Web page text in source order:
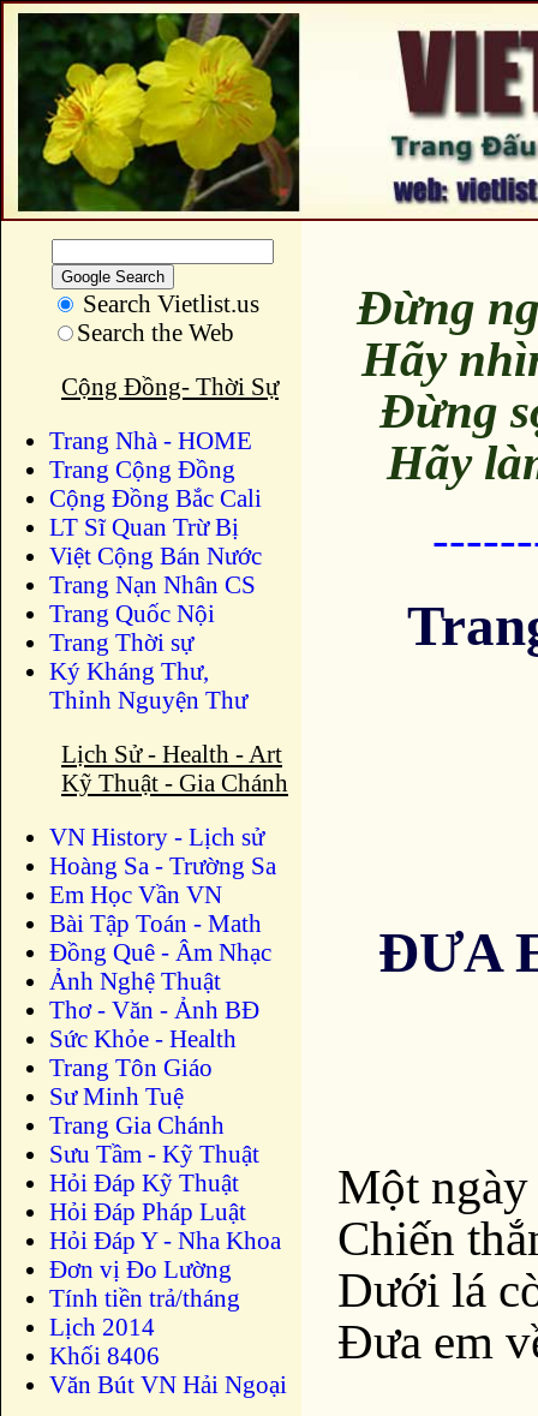
Search Vietlist.us
Search the Web
Cộng Đồng- Thời Sự
Trang Nhà - HOME
Trang Cộng Đồng
Cộng Đồng Bắc Cali
LT Sĩ Quan Trừ Bị
Việt Cộng Bán Nước
Trang Nạn Nhân CS
Trang Quốc Nội
Trang Thời sự
Ký Kháng Thư,
Thỉnh Nguyện Thư
Lịch Sử - Health - Art
Kỹ Thuật - Gia Chánh
VN History - Lịch sử
Hoàng Sa - Trường Sa
Em Học Vần VN
Bài Tập Toán - Math
Đồng Quê - Âm Nhạc
Ảnh Nghệ Thuật
Thơ - Văn - Ảnh BĐ
Sức Khỏe - Health
Trang Tôn Giáo
Sư Minh Tuệ
Trang Gia Chánh
Sưu Tầm - Kỹ Thuật
Hỏi Đáp Kỹ Thuật
Hỏi Đáp Pháp Luật
Hỏi Đáp Y - Nha Khoa
Đơn vị Đo Lường
Tính tiền trả/tháng
Lịch 2014
Khối 8406
Văn Bút VN Hải Ngoại
Đừng
Hãy
Đừng
Hãy
ĐƯA
Một
Chiến
Dưới lá
Đưa em